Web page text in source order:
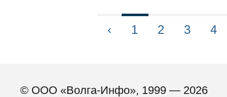
‹ 1 2 3 4
© ООО «Волга-Инфо», 1999 — 2026